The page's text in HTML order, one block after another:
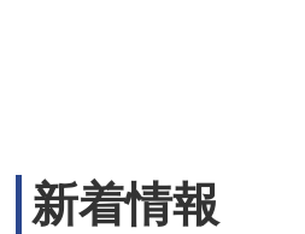
新着情報